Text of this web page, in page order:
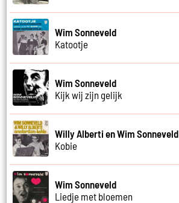
Wim Sonneveld
Katootje
Wim Sonneveld
Kijk wij zijn gelijk
Willy Alberti en Wim Sonneveld
Kobie
Wim Sonneveld
Liedje met bloemen